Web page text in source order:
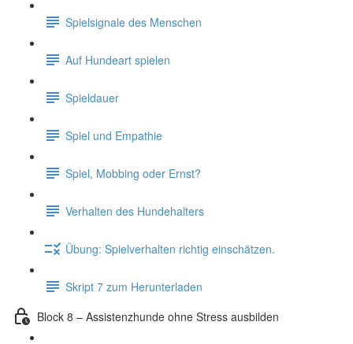
Spielsignale des Menschen
Auf Hundeart spielen
Spieldauer
Spiel und Empathie
Spiel, Mobbing oder Ernst?
Verhalten des Hundehalters
Übung: Spielverhalten richtig einschätzen.
Skript 7 zum Herunterladen
Block 8 – Assistenzhunde ohne Stress ausbilden